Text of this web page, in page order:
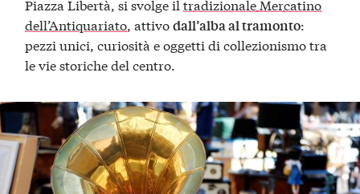
Piazza Libertà, si svolge iltradizionale Mercatino
dell’Antiquariato, attivodall’alba al tramonto:
pezzi unici, curiosità e oggetti di collezionismo tra
le vie storiche del centro.